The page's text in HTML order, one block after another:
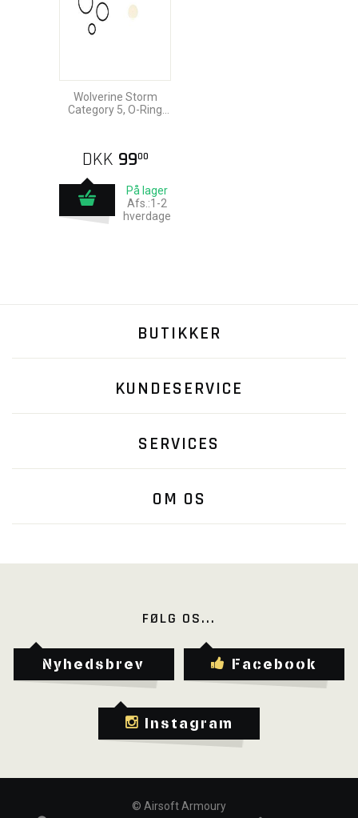
Wolverine Storm
Category 5, O-Ring
DKK 9900
På lager
Afs.:1-2
hverdage
BUTIKKER
KUNDESERVICE
SERVICES
OM OS
FØLG OS...
Nyhedsbrev Facebook
Instagram
© Airsoft Armoury